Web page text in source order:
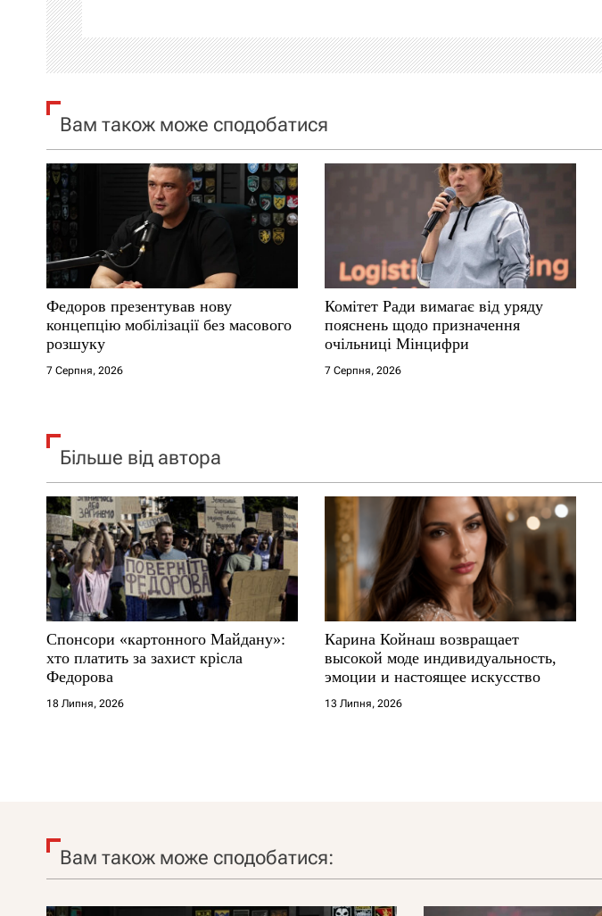
ц
і
я
а
п
и
с
і
в
Вам також може сподобатися
Федоров презентував нову
концепцію мобілізації без масового
розшуку
7 Серпня, 2026
Комітет Ради вимагає від уряду
пояснень щодо призначення
очільниці Мінцифри
7 Серпня, 2026
Більше від автора
Спонсори «картонного Майдану»:
хто платить за захист крісла
Федорова
18 Липня, 2026
Карина Койнаш возвращает
высокой моде индивидуальность,
эмоции и настоящее искусство
13 Липня, 2026
Вам також може сподобатися: